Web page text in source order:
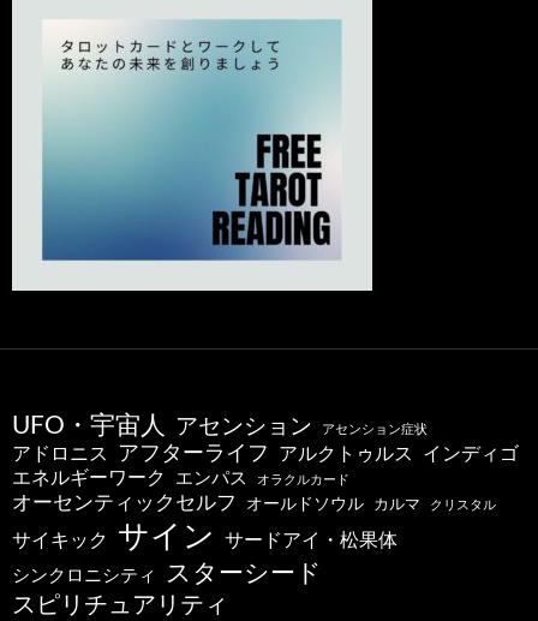
UFO・宇宙人 アセンション アセンション症状
アドロニス アフターライフ アルクトゥルス インディゴ
エネルギーワーク エンパス オラクルカード
オーセンティックセルフ オールドソウル カルマ クリスタル
サイキック サイン サードアイ・松果体
シンクロニシティ スターシード
スピリチュアリティ